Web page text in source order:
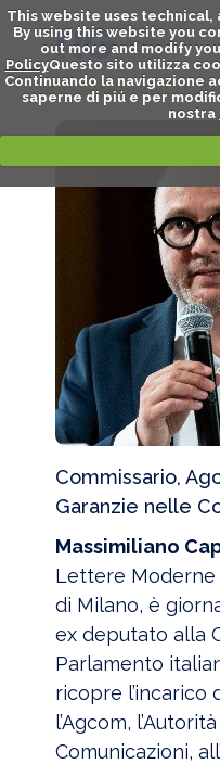
This website uses
By using this website you
out more and modify
PolicyQuesto sito utilizza
Continuando la navigazione
saperne di piú e per
nostra
MASSIMILIANO
Commissario,
Garanzie nelle
Massimiliano
Lettere Moderne
di Milano, è
ex deputato alla
Parlamento
ricopre l’incarico
l’Agcom,
Comunicazioni,